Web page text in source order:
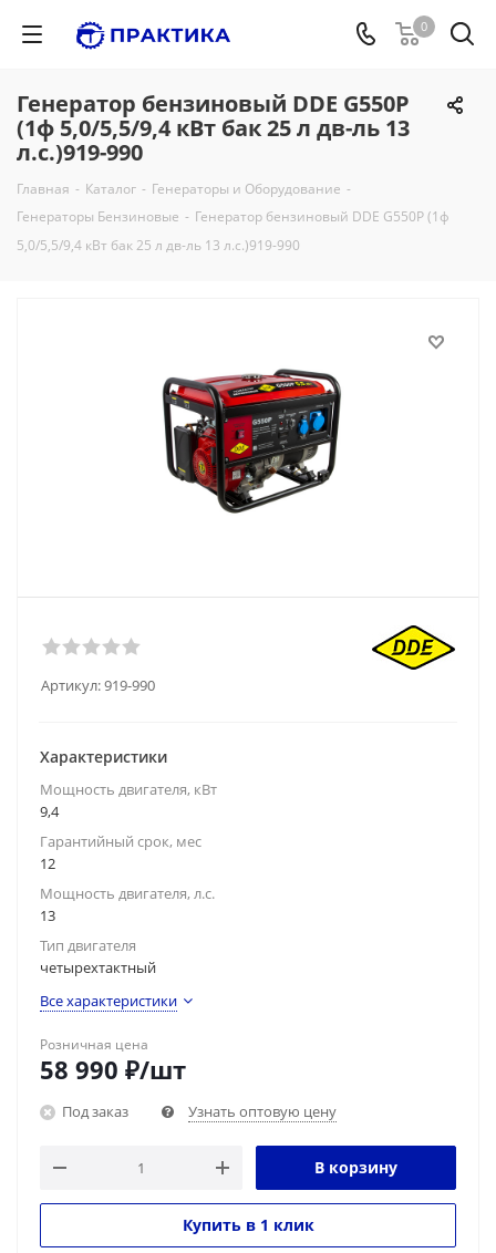
0
Генератор бензиновый DDE G550P
(1ф 5,0/5,5/9,4 кВт бак 25 л дв-ль 13
л.с.)919-990
Главная - Каталог - Генераторы и Оборудование -
Генераторы Бензиновые - Генератор бензиновый DDE G550P (1ф
5,0/5,5/9,4 кВт бак 25 л дв-ль 13 л.с.)919-990
Артикул:919-990
Характеристики
Мощность двигателя, кВт
9,4
Гарантийный срок, мес
12
Мощность двигателя, л.с.
13
Тип двигателя
четырехтактный
Все характеристики
Розничная цена
58 990 ₽/шт
Под заказ Узнать оптовую цену
В корзину
Купить в 1 клик